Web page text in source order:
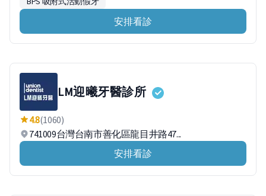
安排看診
LM迎曦牙醫診所
4.8(1060)
741009台灣台南市善化區龍目井路47...
安排看診